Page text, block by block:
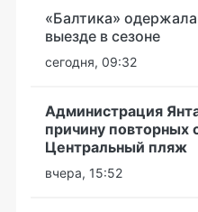
«Балтика»
выезде в сезоне
сегодня, 09:32
Администрация
причину повторных
Центральный пляж
вчера, 15:52